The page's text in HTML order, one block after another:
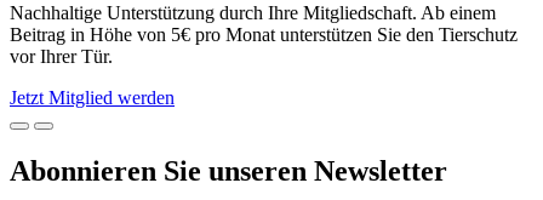
Nachhaltige Unterstützung durch Ihre Mitgliedschaft. Ab einem
Beitrag in Höhe von 5€ pro Monat unterstützen Sie den Tierschutz
vor Ihrer Tür.
Jetzt Mitglied werden
Abonnieren Sie unseren Newsletter